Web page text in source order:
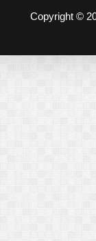
Copyright ©